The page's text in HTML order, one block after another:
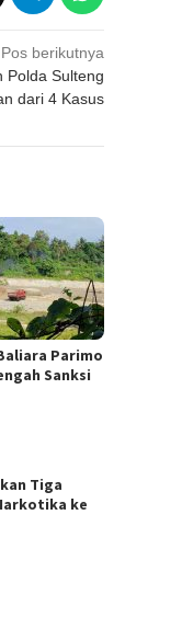
Pos berikutnya
Polda Sulteng
dari 4 Kasus
Parimo
Sanksi
Tiga
ke